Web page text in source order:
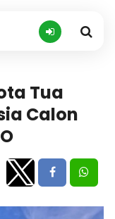
Tua
Calon